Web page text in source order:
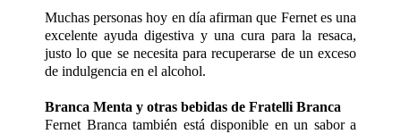
Muchas personas hoy en día afirman que Fernet es una
excelente ayuda digestiva y una cura para la resaca,
justo lo que se necesita para recuperarse de un exceso
de indulgencia en el alcohol.
Branca Menta y otras bebidas de Fratelli Branca
Fernet Branca también está disponible en un sabor a